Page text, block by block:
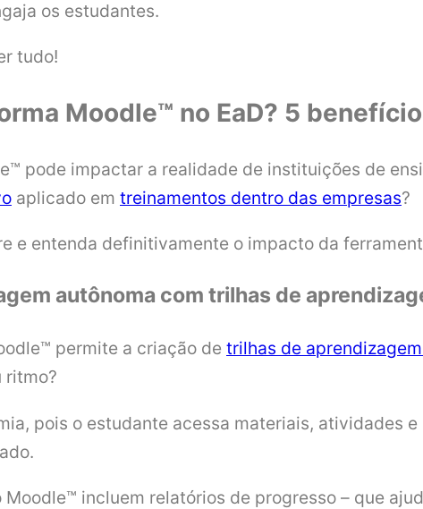
os estudantes.
tudo!
Moodle™ no EaD? 5
pode impactar a realidade de instituições de
aplicado em treinamentos dentro das empresas?
e entenda definitivamente o impacto da
autônoma com trilhas de
permite a criação de trilhas de
ritmo?
pois o estudante acessa materiais, atividades
incluem relatórios de progresso – que